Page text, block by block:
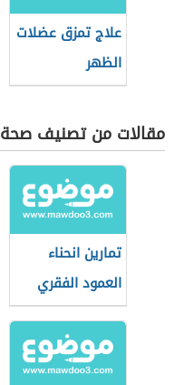
علاج تمزق عضلات
الظهر
مقالات من تصنيف صحة
تمارين انحناء
العمود الفقري